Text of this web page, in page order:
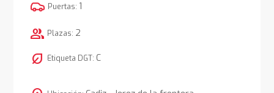
Puertas: 1
group Plazas: 2
nest_eco_leaf Etiqueta DGT: C